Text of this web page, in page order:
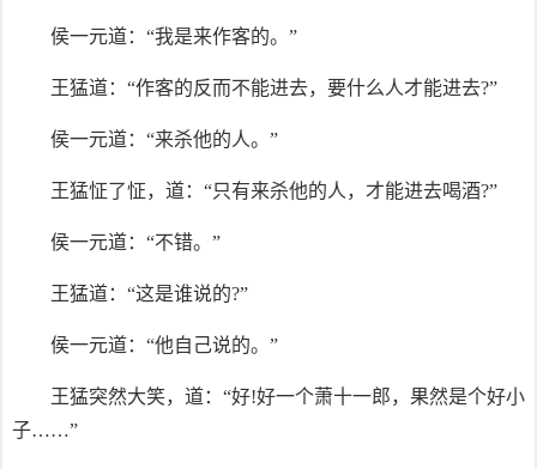
侯一元道：“我是来作客的。”
王猛道：“作客的反而不能进去，要什么人才能进去?”
侯一元道：“来杀他的人。”
王猛怔了怔，道：“只有来杀他的人，才能进去喝酒?”
侯一元道：“不错。”
王猛道：“这是谁说的?”
侯一元道：“他自己说的。”
王猛突然大笑，道：“好!好一个萧十一郎，果然是个好小
子……”